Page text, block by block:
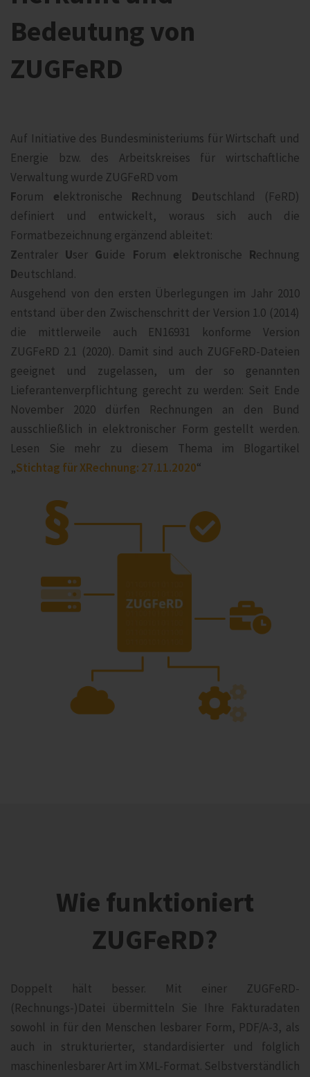
Bedeutung von
ZUGFeRD
Auf Initiative des Bundesministeriums für Wirtschaft und
Energie bzw. des Arbeitskreises für wirtschaftliche
Verwaltung wurde ZUGFeRD vom
Forum elektronische Rechnung Deutschland (FeRD)
definiert und entwickelt, woraus sich auch die
Formatbezeichnung ergänzend ableitet:
Zentraler User Guide Forum elektronische Rechnung
Deutschland.
Ausgehend von den ersten Überlegungen im Jahr 2010
entstand über den Zwischenschritt der Version 1.0 (2014)
die mittlerweile auch EN16931 konforme Version
ZUGFeRD 2.1 (2020). Damit sind auch ZUGFeRD-Dateien
geeignet und zugelassen, um der so genannten
Lieferantenverpflichtung gerecht zu werden: Seit Ende
November 2020 dürfen Rechnungen an den Bund
ausschließlich in elektronischer Form gestellt werden.
Lesen Sie mehr zu diesem Thema im Blogartikel
„Stichtag für XRechnung: 27.11.2020“
Wie funktioniert
ZUGFeRD?
Doppelt hält besser. Mit einer ZUGFeRD-
(Rechnungs-)Datei übermitteln Sie Ihre Fakturadaten
sowohl in für den Menschen lesbarer Form, PDF/A-3, als
auch in strukturierter, standardisierter und folglich
maschinenlesbarer Art im XML-Format. Selbstverständlich